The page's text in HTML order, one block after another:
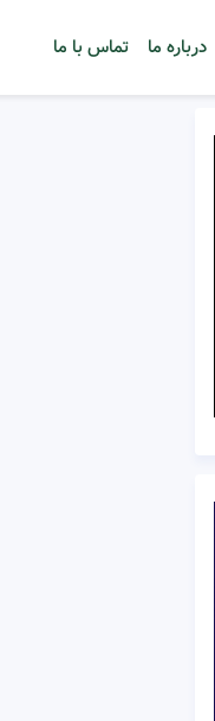
درباره ما تماس با ما